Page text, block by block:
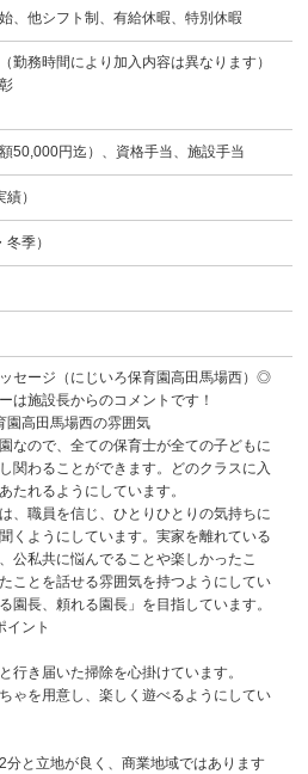
、他シフト制、有給休暇、特別休暇
勤務時間により加入内容は異なります）
50,000円迄）、資格手当、施設手当
）
季）
ッセージ（にじいろ保育園高田馬場西）◎
は施設長からのコメントです！
園高田馬場西の雰囲気
なので、全ての保育士が全ての子どもに
関わることができます。どのクラスに入
たれるようにしています。
、職員を信じ、ひとりひとりの気持ちに
くようにしています。実家を離れている
公私共に悩んでることや楽しかったこ
ことを話せる雰囲気を持つようにしてい
園長、頼れる園長」を目指しています。
イント
行き届いた掃除を心掛けています。
ゃを用意し、楽しく遊べるようにしてい
分と立地が良く、商業地域ではあります